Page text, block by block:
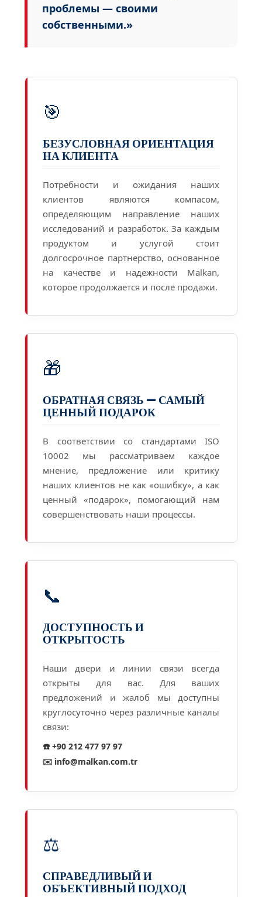
проблемы — своими
собственными.»
🎯
БЕЗУСЛОВНАЯ ОРИЕНТАЦИЯ
НА КЛИЕНТА
Потребности и ожидания наших
клиентов являются компасом,
определяющим направление наших
исследований и разработок. За каждым
продуктом и услугой стоит
долгосрочное партнерство, основанное
на качестве и надежности Malkan,
которое продолжается и после продажи.
🎁
ОБРАТНАЯ СВЯЗЬ — САМЫЙ
ЦЕННЫЙ ПОДАРОК
В соответствии со стандартами ISO
10002 мы рассматриваем каждое
мнение, предложение или критику
наших клиентов не как «ошибку», а как
ценный «подарок», помогающий нам
совершенствовать наши процессы.
📞
ДОСТУПНОСТЬ И
ОТКРЫТОСТЬ
Наши двери и линии связи всегда
открыты для вас. Для ваших
предложений и жалоб мы доступны
круглосуточно через различные каналы
связи:
☎️ +90 212 477 97 97
✉️ info@malkan.com.tr
⚖️
СПРАВЕДЛИВЫЙ И
ОБЪЕКТИВНЫЙ ПОДХОД